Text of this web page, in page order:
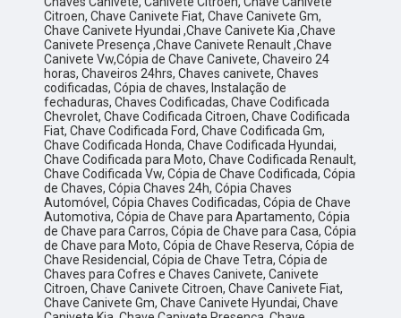
Citroen, Chave Canivete Fiat, Chave Canivete Gm,
Chave Canivete Hyundai ,Chave Canivete Kia ,Chave
Canivete Presença ,Chave Canivete Renault ,Chave
Canivete Vw,Cópia de Chave Canivete, Chaveiro 24
horas, Chaveiros 24hrs, Chaves canivete, Chaves
codificadas, Cópia de chaves, Instalação de
fechaduras, Chaves Codificadas, Chave Codificada
Chevrolet, Chave Codificada Citroen, Chave Codificada
Fiat, Chave Codificada Ford, Chave Codificada Gm,
Chave Codificada Honda, Chave Codificada Hyundai,
Chave Codificada para Moto, Chave Codificada Renault,
Chave Codificada Vw, Cópia de Chave Codificada, Cópia
de Chaves, Cópia Chaves 24h, Cópia Chaves
Automóvel, Cópia Chaves Codificadas, Cópia de Chave
Automotiva, Cópia de Chave para Apartamento, Cópia
de Chave para Carros, Cópia de Chave para Casa, Cópia
de Chave para Moto, Cópia de Chave Reserva, Cópia de
Chave Residencial, Cópia de Chave Tetra, Cópia de
Chaves para Cofres e Chaves Canivete, Canivete
Citroen, Chave Canivete Citroen, Chave Canivete Fiat,
Chave Canivete Gm, Chave Canivete Hyundai, Chave